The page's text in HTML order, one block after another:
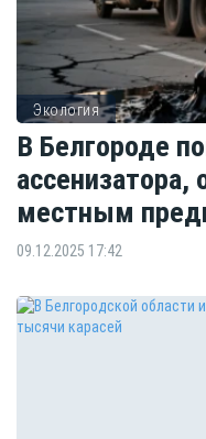
Экология
В Белгороде
ассенизатора,
местным
09.12.2025 17:42